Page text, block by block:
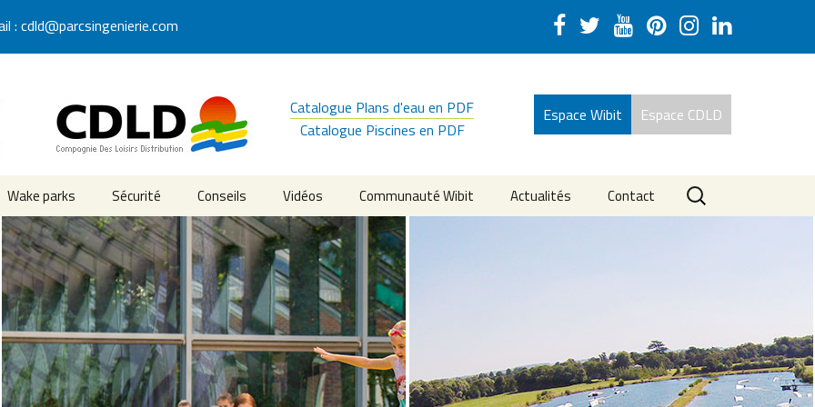
: cdld@parcsingenierie.com
Catalogue Plans d'eau en PDF
Catalogue Piscines en PDF
Espace Wibit Espace CDLD
aquatiques piscine et plan
Wake parks Sécurité Conseils Vidéos Communauté Wibit Actualités Contact Rechercher :